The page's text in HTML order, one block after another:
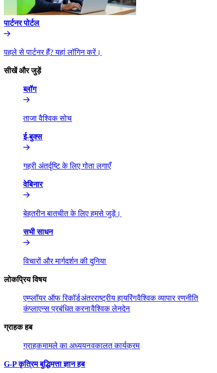
पार्टनर पोर्टल​​
पहले से पार्टनर हैं? यहां लॉगिन करें।​​
सीखें और जुड़ें​​
ब्लॉग​​
ताजा वैश्विक सोच​​
ई-बुक्स​​
गहरी अंतर्दृष्टि के लिए गोता लगाएँ​​
वेबिनार​​
बेहतरीन बातचीत के लिए हमसे जुड़ें।​​
सभी साधन​​
विचारों और मार्गदर्शन की दुनिया​​
लोकप्रिय विषय​​
एम्प्लॉयर ऑफ रिकॉर्ड​​अंतरराष्ट्रीय हायरिंग​​वैश्विक व्यापार रणनीति​​
कंप्लाएन्स प्रबंधित करना​​वैश्विक लेनदेन​​
ग्राहक हब​​
ग्राहक​​मामले का अध्ययन​​वकालत कार्यक्रम​​
G-P कृत्रिम बुद्धिमत्ता ज्ञान हब​​